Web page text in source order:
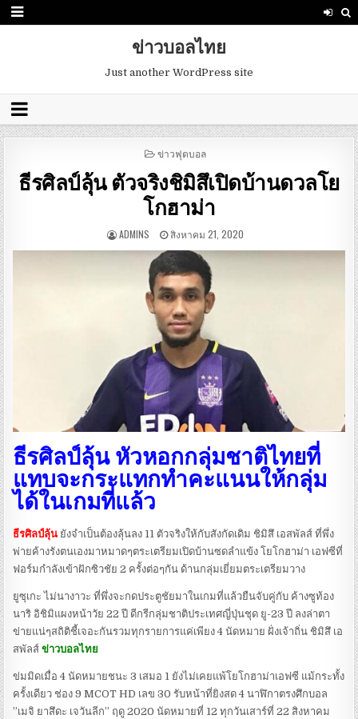
ข่าวบอลไทย
Just another WordPress site
POSTED
ข่าวฟุตบอล
ธีรศิลป์ลุ้น ตัวจริงชิมิสึเปิดบ้านดวลโย
โกฮาม่า
ADMINS สิงหาคม 21, 2020
ธีรศิลป์ลุ้น หัวหอกกลุ่มชาติไทยที่
แทบจะกระแทกทำคะแนนให้กลุ่ม
ได้ในเกมที่แล้ว
ธีรศิลป์ลุ้น ยังจำเป็นต้องลุ้นลง 11 ตัวจริงให้กับสังกัดเดิม ชิมิสึ เอสพัลส์ ที่พึ่ง
พ่ายค้างรังตนเองมาหมาดๆตระเตรียมเปิดบ้านซดลำแข้ง โยโกฮาม่า เอฟซีที่
ฟอร์มกำลังเข้าฝักซิวชัย 2 ครั้งต่อๆกัน ด้านกลุ่มเยี่ยมตระเตรียมวาง
ยูซุเกะ ไม่นางาวะ ที่พึ่งจะกดประตูชัยมาในเกมที่แล้วยืนจับคู่กับ ค้างซูท้อง
นาริ อิชิมิแผงหน้าวัย 22 ปี ดีกรีกลุ่มชาติประเทศญี่ปุ่นชุด ยู-23 ปี ลงล่าตา
ข่ายแน่ๆสถิติชี้เจอะกันรวมทุกรายการแค่เพียง 4 นัดหมาย ฝั่งเจ้าถิ่น ชิมิสึ เอ
สพัลส์ข่าวบอลไทย
ข่มมิดเมื่อ 4 นัดหมายชนะ 3 เสมอ 1 ยังไม่เคยแพ้โยโกฮาม่าเอฟซี แม้กระทั้ง
ครั้งเดียว ช่อง 9 MCOT HD เลข 30 รับหน้าที่ยิงสด 4 นาฬิกาตรงศึกบอล
”เมจิ ยาสึดะ เจวันลีก” ฤดู 2020 นัดหมายที่ 12 ทุกวันเสาร์ที่ 22 สิงหาคม